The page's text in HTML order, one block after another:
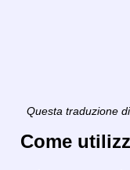
Questa traduzione
Come